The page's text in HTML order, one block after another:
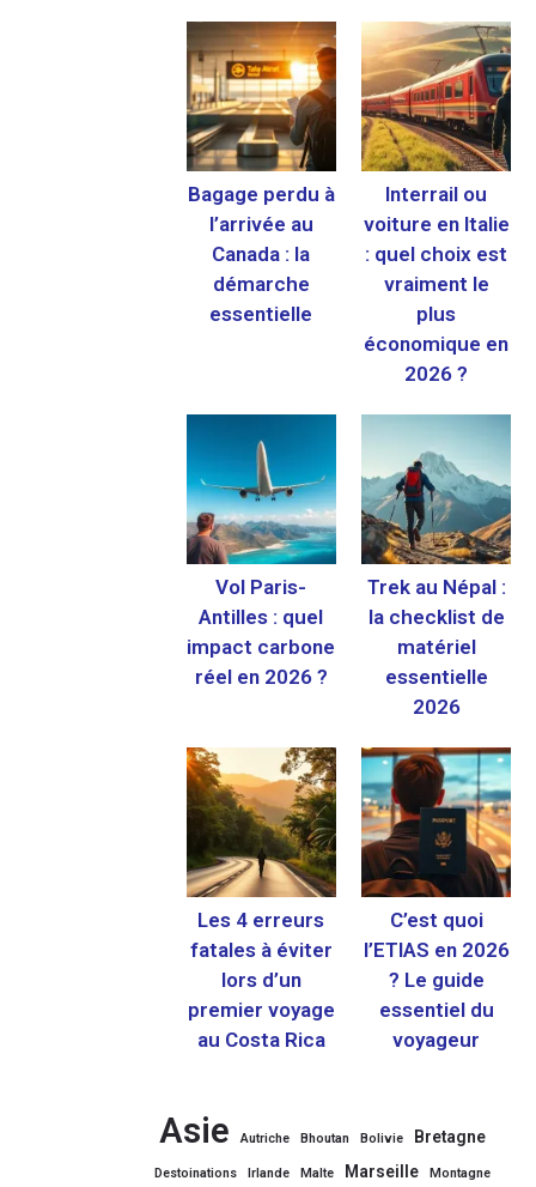
Bagage perdu à
l’arrivée au
Canada : la
démarche
essentielle
Interrail ou
voiture en Italie
: quel choix est
vraiment le
plus
économique en
2026 ?
Vol Paris-
Antilles : quel
impact carbone
réel en 2026 ?
Trek au Népal :
la checklist de
matériel
essentielle
2026
Les 4 erreurs
fatales à éviter
lors d’un
premier voyage
au Costa Rica
C’est quoi
l’ETIAS en 2026
? Le guide
essentiel du
voyageur
Asie Autriche Bhoutan Bolivie Bretagne
Destoinations Irlande Malte Marseille Montagne